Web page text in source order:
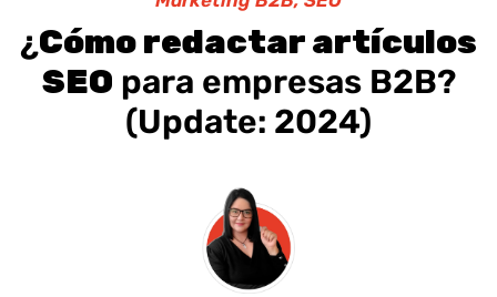
¿Cómo redactar artículos
SEO para empresas B2B?
(Update: 2024)